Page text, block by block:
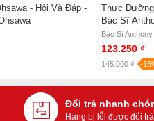
- Hỏi Và Đáp -
Thực
Bác Sĩ
Bác Sĩ
123.250 ₫
145.000 ₫ -
Đổi trả nhanh
Hàng bị lỗi được đổi